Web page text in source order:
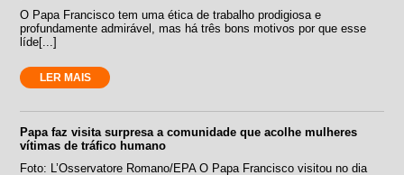
O Papa Francisco tem uma ética de trabalho prodigiosa e
profundamente admirável, mas há três bons motivos por que esse
líde[...]
LER MAIS
Papa faz visita surpresa a comunidade que acolhe mulheres
vítimas de tráfico humano
Foto: L’Osservatore Romano/EPA O Papa Francisco visitou no dia